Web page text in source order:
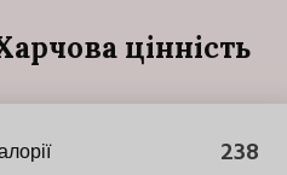
цінність
238